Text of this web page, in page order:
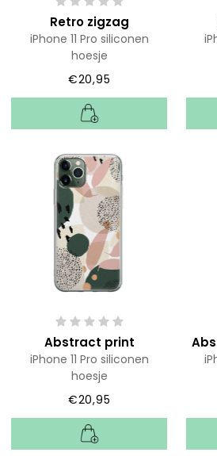
Retro zigzag
iPhone 11 Pro siliconen
hoesje
€20,95
Abstract print
iPhone 11 Pro siliconen
hoesje
€20,95